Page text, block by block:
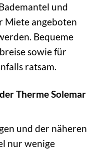
und
Miete angeboten
Bequeme
sowie für
ratsam.
Therme Solemar
und der näheren
nur wenige